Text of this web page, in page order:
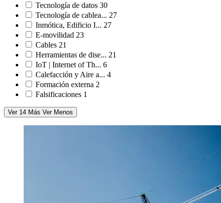
Tecnología de datos 30
Tecnología de cablea... 27
Inmótica, Edificio I... 27
E-movilidad 23
Cables 21
Herramientas de dise... 21
IoT | Internet of Th... 6
Calefacción y Aire a... 4
Formación externa 2
Falsificaciones 1
Ver 14 Más Ver Menos